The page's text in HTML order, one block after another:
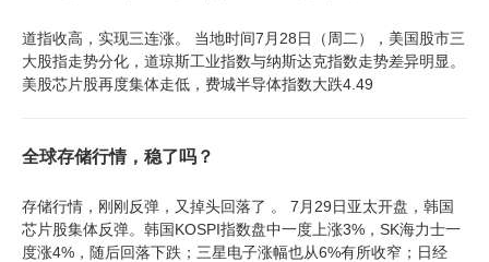
道指收高，实现三连涨。 当地时间7月28日（周二），美国股市三
大股指走势分化，道琼斯工业指数与纳斯达克指数走势差异明显。
美股芯片股再度集体走低，费城半导体指数大跌4.49
全球存储行情，稳了吗？
存储行情，刚刚反弹，又掉头回落了 。 7月29日亚太开盘，韩国
芯片股集体反弹。韩国KOSPI指数盘中一度上涨3%，SK海力士一
度涨4%，随后回落下跌；三星电子涨幅也从6%有所收窄；日经